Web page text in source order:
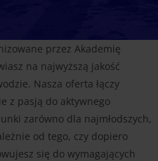
przez Akademię
na najwyższą jakość
Nasza oferta łączy
z pasją do aktywnego
zarówno dla najmłodszych,
od tego, czy dopiero
się do wymagających